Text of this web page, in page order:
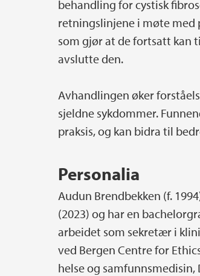
behandling for cystisk
retningslinjene i møte med
som gjør at de fortsatt
avslutte den.
Avhandlingen øker
sjeldne sykdommer.
praksis, og kan bidra til
Personalia
Audun Brendbekken (f.
(2023) og har en
arbeidet som sekretær i
ved Bergen Centre for
helse og